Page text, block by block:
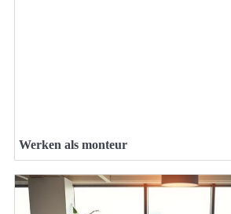
Werken als monteur